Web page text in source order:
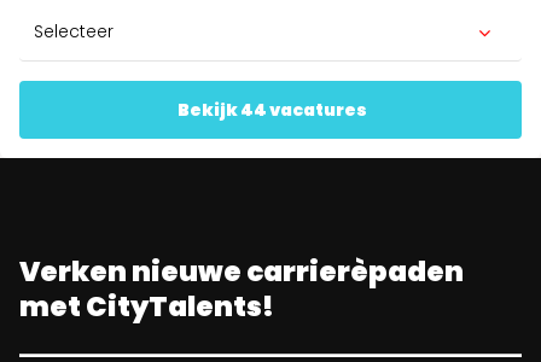
Bekijk 44 vacatures
Verken nieuwe carrierèpaden
met CityTalents!